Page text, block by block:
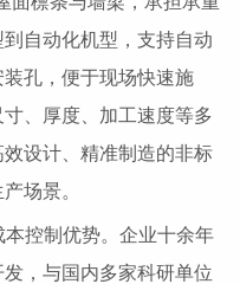
自动化机型，支持自动
孔，便于现场快速施
、厚度、加工速度等多
设计、精准制造的非标
场景。
控制优势。企业十余年
，与国内多家科研单位